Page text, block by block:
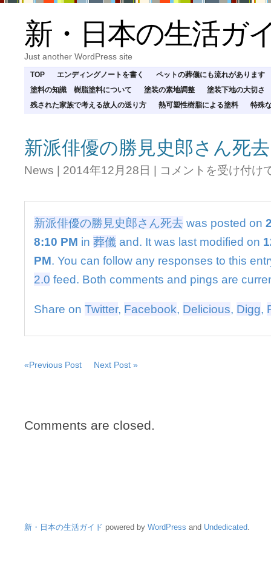
新・日本の生活ガ
Just another WordPress site
TOP エンディングノートを書く
ペットの葬儀にも流れがあります
塗料の知識 樹脂塗料について
塗装の素地調整
塗装下地の大切さ
残された家族で考える故人の送り方
熱可塑性樹脂による塗料 特殊
新派俳優の勝見史郎さん死去
News | 2014年12月28日 | 新
優
勝
見
郎
さ
去
コメントを受け付け
新派俳優の勝見史郎さん死去 was posted on
8:10 PM in 葬儀 and. It was last modified on
PM. You can follow any responses to this
2.0 feed. Both comments and pings are
Share on Twitter, Facebook, Delicious, Digg,
«Previous Post Next Post »
Comments are closed.
新・日本の生活ガイド powered by WordPress and Undedicated.